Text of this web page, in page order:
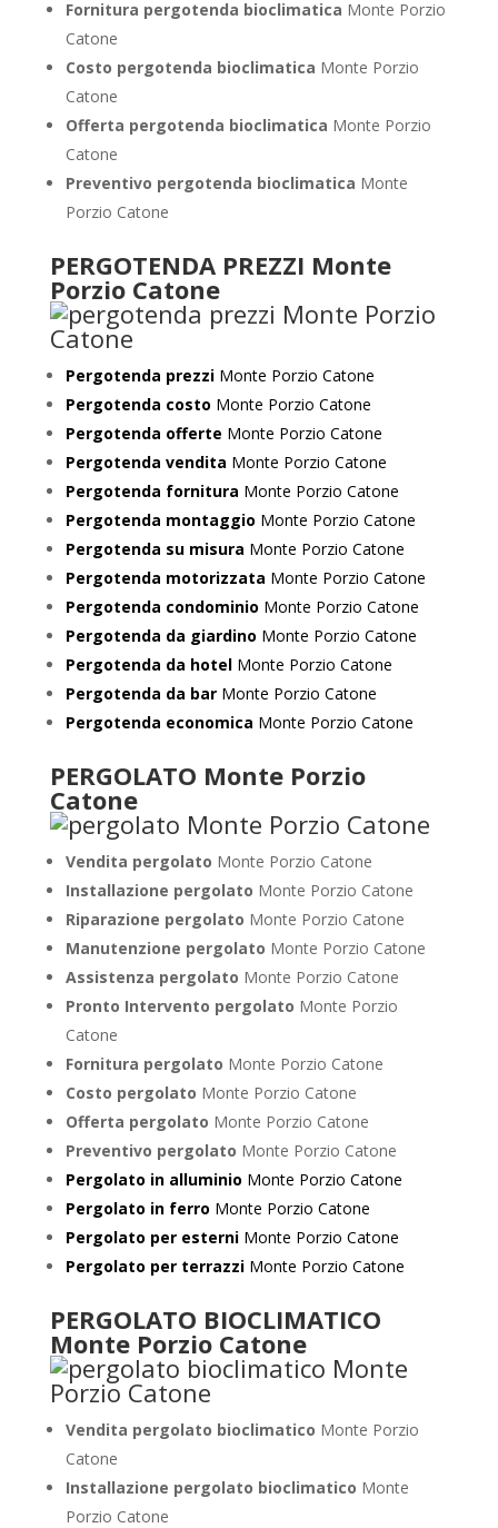
Fornitura pergotenda bioclimatica Monte Porzio
Catone
Costo pergotenda bioclimatica Monte Porzio
Catone
Offerta pergotenda bioclimatica Monte Porzio
Catone
Preventivo pergotenda bioclimatica Monte
Porzio Catone
PERGOTENDA PREZZI Monte
Porzio Catone
Pergotenda prezziMonte Porzio Catone
Pergotenda costo Monte Porzio Catone
Pergotenda offerte Monte Porzio Catone
Pergotenda vendita Monte Porzio Catone
Pergotenda fornitura Monte Porzio Catone
Pergotenda montaggio Monte Porzio Catone
Pergotenda su misura Monte Porzio Catone
Pergotenda motorizzata Monte Porzio Catone
Pergotenda condominio Monte Porzio Catone
Pergotenda da giardino Monte Porzio Catone
Pergotenda da hotelMonte Porzio Catone
Pergotenda da barMonte Porzio Catone
Pergotenda economica Monte Porzio Catone
PERGOLATO Monte Porzio
Catone
Vendita pergolato Monte Porzio Catone
Installazione pergolato Monte Porzio Catone
Riparazione pergolato Monte Porzio Catone
Manutenzione pergolato Monte Porzio Catone
Assistenza pergolato Monte Porzio Catone
Pronto Intervento pergolato Monte Porzio
Catone
Fornitura pergolato Monte Porzio Catone
Costo pergolato Monte Porzio Catone
Offerta pergolato Monte Porzio Catone
Preventivo pergolato Monte Porzio Catone
Pergolato in alluminio Monte Porzio Catone
Pergolato in ferro Monte Porzio Catone
Pergolato per esterniMonte Porzio Catone
Pergolato per terrazziMonte Porzio Catone
PERGOLATO BIOCLIMATICO
Monte Porzio Catone
Vendita pergolato bioclimatico Monte Porzio
Catone
Installazione pergolato bioclimatico Monte
Porzio Catone